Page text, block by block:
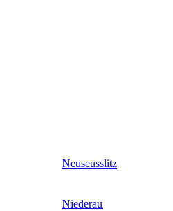
Neuseusslitz
Niederau